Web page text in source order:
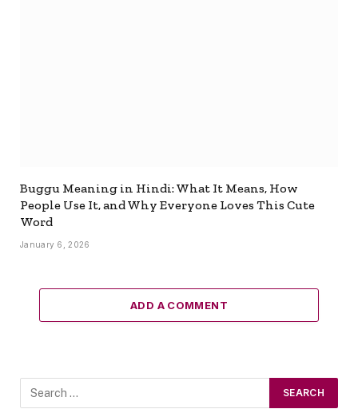
Buggu Meaning in Hindi: What It Means, How
People Use It, and Why Everyone Loves This Cute
Word
January 6, 2026
ADD A COMMENT